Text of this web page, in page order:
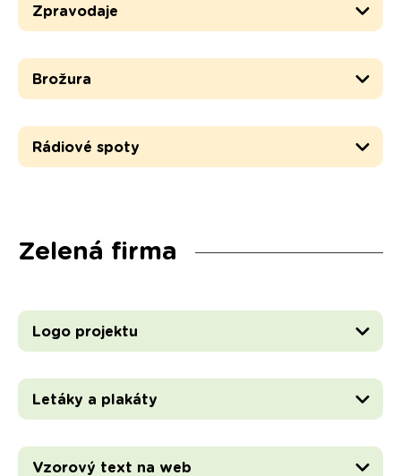
Zpravodaje
Brožura
Rádiové spoty
Zelená firma
Logo projektu
Letáky a plakáty
Vzorový text na web